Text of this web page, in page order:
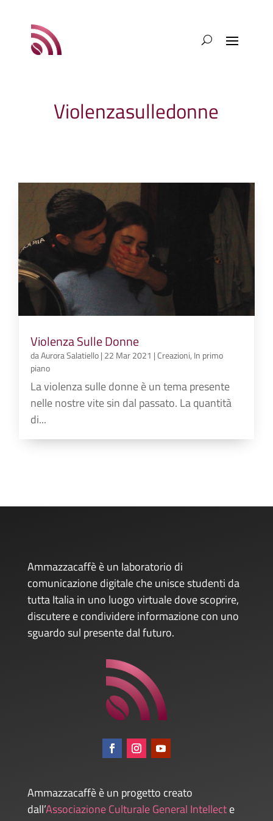
Violenzasulledonne
Violenza Sulle Donne
daAurora Salatiello| 22 Mar 2021 |Creazioni, In primo
piano
La violenza sulle donne è un tema presente
nelle nostre vite sin dal passato. La quantità
di...
Ammazzacaffè è un laboratorio di
comunicazione digitale che unisce studenti da
tutta Italia in uno luogo virtuale dove scoprire,
discutere e condividere informazione con uno
sguardo sul presente dal futuro.
Ammazzacaffè è un progetto creato
dall’Associazione Culturale General Intellecte